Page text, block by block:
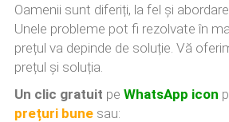
Oamenii sunt diferiți, la fel și
Unele probleme pot fi rezolvate în
prețul va depinde de soluție. Vă
prețul și soluția.
Un clic gratuit pe WhatsApp icon
prețuri bune sau: